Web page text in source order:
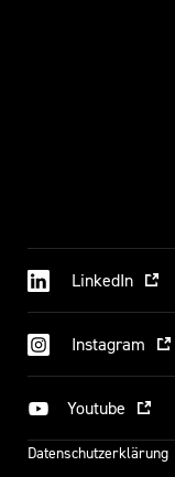
LinkedIn
Instagram
Youtube
Datenschutzerklärung